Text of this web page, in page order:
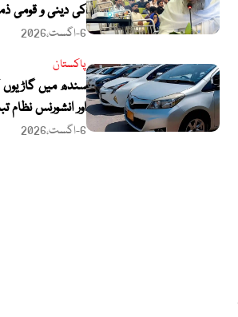
کی دینی و قومی
مفتی عبدالرحیم
خطاب
6-اگست،2026
پاکستان
سندھ میں
اور انشورنس نظام
6-اگست،2026